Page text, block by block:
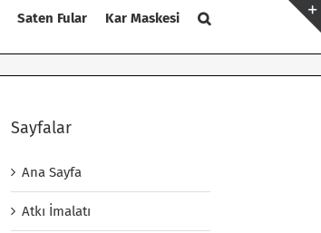
Saten Fular Kar Maskesi
Sayfalar
Ana Sayfa
Atkı İmalatı